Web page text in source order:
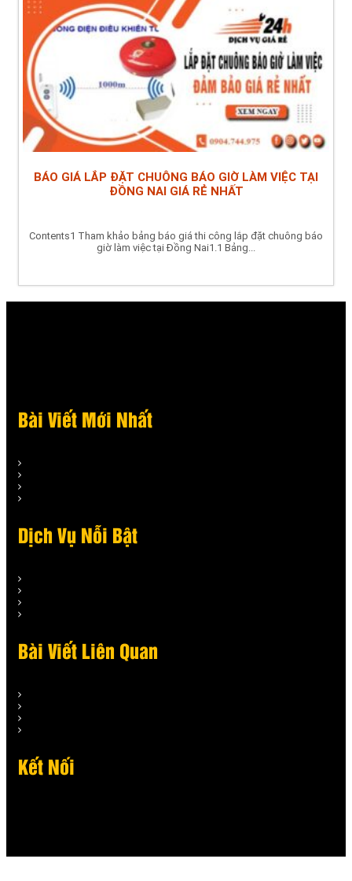
BÁO GIÁ LẮP ĐẶT CHUÔNG BÁO GIỜ LÀM VIỆC TẠI
ĐỒNG NAI GIÁ RẺ NHẤT
Contents1 Tham khảo bảng báo giá thi công lắp đặt chuông báo
giờ làm việc tại Đồng Nai1.1 Bảng...
Bài Viết Mới Nhất
Dịch Vụ Nỗi Bật
Bài Viết Liên Quan
Kết Nối